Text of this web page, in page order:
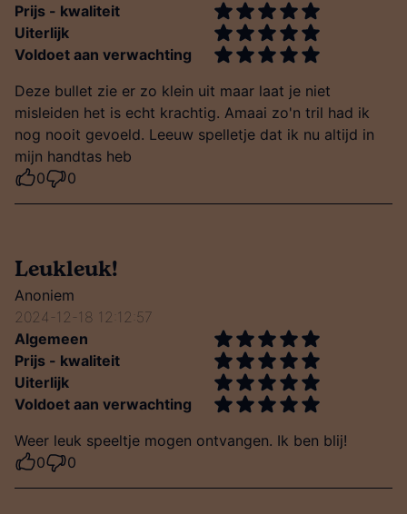
Prijs - kwaliteit
Uiterlijk
Voldoet aan verwachting
Deze bullet zie er zo klein uit maar laat je niet
misleiden het is echt krachtig. Amaai zo'n tril had ik
nog nooit gevoeld. Leeuw spelletje dat ik nu altijd in
mijn handtas heb
0
0
Leukleuk!
Anoniem
2024-12-18 12:12:57
Algemeen
Prijs - kwaliteit
Uiterlijk
Voldoet aan verwachting
Weer leuk speeltje mogen ontvangen. Ik ben blij!
0
0